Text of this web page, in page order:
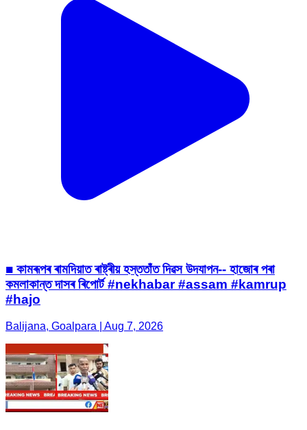
■ কামৰূপৰ ৰামদিয়াত ৰাষ্ট্ৰীয় হস্ততাঁত দিৱস উদযাপন-- হাজোৰ পৰা
কমলাকান্ত দাসৰ ৰিপোৰ্ট #nekhabar #assam #kamrup
#hajo
Balijana, Goalpara | Aug 7, 2026